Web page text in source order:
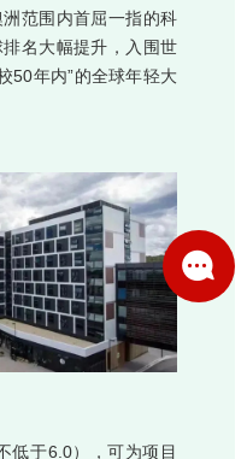
洲范围内首屈一指的科
名大幅提升，入围世
50年内”的全球年轻大
低于6.0），可为项目